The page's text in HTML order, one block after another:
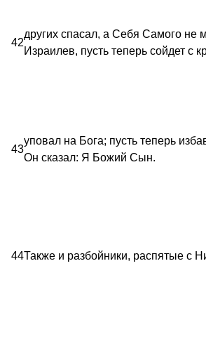
42
других спасал, а Себя Самого не
Израилев, пусть теперь сойдет с
43
уповал на Бога; пусть теперь
Он сказал: Я Божий Сын.
44Также и разбойники, распятые с